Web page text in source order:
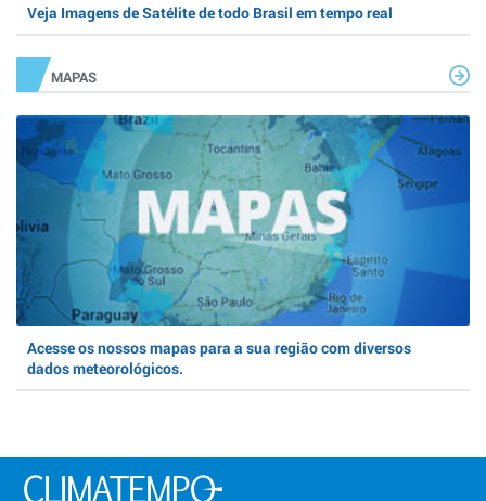
Veja Imagens de Satélite de todo Brasil em tempo real
MAPAS
Acesse os nossos mapas para a sua região com diversos
dados meteorológicos.